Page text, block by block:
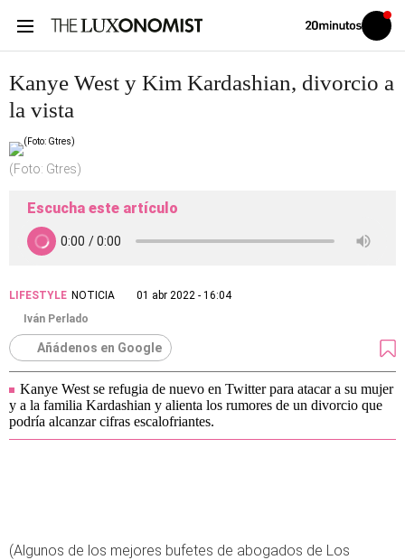
Volver
Iniciar
sesión
Kanye West y Kim Kardashian, divorcio a
la vista
(Foto: Gtres)
Escucha este artículo
LIFESTYLE NOTICIA
01 abr 2022 - 16:04
Iván Perlado
Añádenos en Google
Kanye West se refugia de nuevo en Twitter para atacar a su mujer
y a la familia Kardashian y alienta los rumores de un divorcio que
podría alcanzar cifras escalofriantes.
(Algunos de los mejores bufetes de abogados de Los